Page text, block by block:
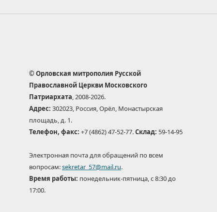
© Орловская митрополия Русской
Православной Церкви Московского
Патриархата, 2008-2026.
Адрес: 302023, Россия, Орёл, Монастырская
площадь, д. 1.
Телефон, факс: +7 (4862) 47-52-77.Склад: 59-14-95
Электронная почта для обращений по всем
вопросам:sekretar_57@mail.ru.
Время работы: понедельник-пятница, с 8:30 до
17:00.